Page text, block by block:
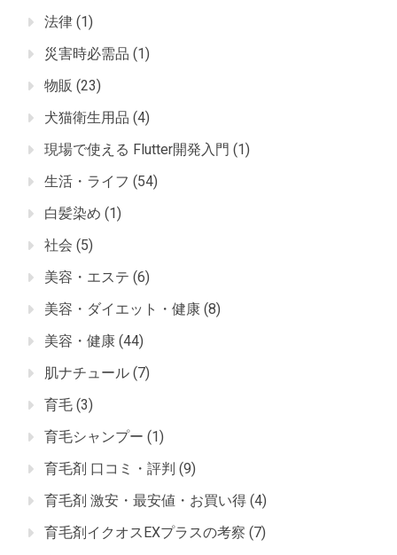
法律 (1)
災害時必需品 (1)
物販 (23)
犬猫衛生用品 (4)
現場で使える Flutter開発入門 (1)
生活・ライフ (54)
白髪染め (1)
社会 (5)
美容・エステ (6)
美容・ダイエット・健康 (8)
美容・健康 (44)
肌ナチュール (7)
育毛 (3)
育毛シャンプー (1)
育毛剤 口コミ・評判 (9)
育毛剤 激安・最安値・お買い得 (4)
育毛剤イクオスEXプラスの考察 (7)